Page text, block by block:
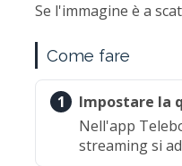
Se l'immagine è a
Come fare
1
Impostare la
Nell'app
streaming si